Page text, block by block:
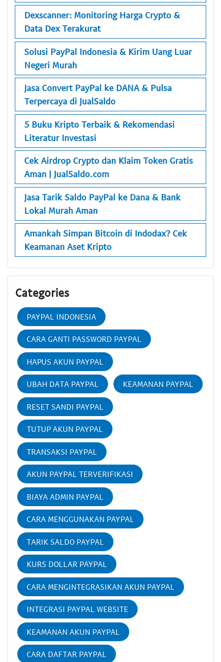
Dexscanner: Monitoring Harga Crypto &
Data Dex Terakurat
Solusi PayPal Indonesia & Kirim Uang Luar
Negeri Murah
Jasa Convert PayPal ke DANA & Pulsa
Terpercaya di JualSaldo
5 Buku Kripto Terbaik & Rekomendasi
Literatur Investasi
Cek Airdrop Crypto dan Klaim Token Gratis
Aman | JualSaldo.com
Jasa Tarik Saldo PayPal ke Dana & Bank
Lokal Murah Aman
Amankah Simpan Bitcoin di Indodax? Cek
Keamanan Aset Kripto
Categories
PAYPAL INDONESIA
CARA GANTI PASSWORD PAYPAL
HAPUS AKUN PAYPAL
UBAH DATA PAYPAL KEAMANAN PAYPAL
RESET SANDI PAYPAL
TUTUP AKUN PAYPAL
TRANSAKSI PAYPAL
AKUN PAYPAL TERVERIFIKASI
BIAYA ADMIN PAYPAL
CARA MENGGUNAKAN PAYPAL
TARIK SALDO PAYPAL
KURS DOLLAR PAYPAL
CARA MENGINTEGRASIKAN AKUN PAYPAL
INTEGRASI PAYPAL WEBSITE
KEAMANAN AKUN PAYPAL
CARA DAFTAR PAYPAL